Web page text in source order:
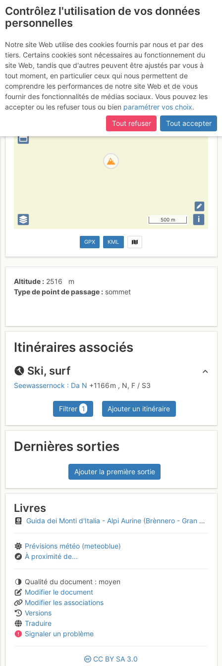
Seewassernock
Italie Alpes de Zillertal Province autonome de Bolzano
+
–
500 m i
GPX KML
Altitude 2516
m
Type de point de passage
sommet
Itinéraires associés
Ski, surf
Seewassernock : Da N +1166 m , N, F / S3
Filtrer 1 Ajouter un itinéraire
Dernières sorties
Ajouter la première sortie
Livres
Guida dei Monti d'Italia - Alpi Aurine (Brènnero - Gran Pilastro - Vetta d'Italia)
Prévisions météo (meteoblue)
À proximité de...
Qualité du document
moyen
Modifier le document
Modifier les associations
Versions
Traduire
Signaler un problème
CC BY SA 3.0
Contrôlez l'utilisation de vos données
personnelles
Notre site Web utilise des cookies fournis par nous et par des
tiers. Certains cookies sont nécessaires au fonctionnement du
site Web, tandis que d'autres peuvent être ajustés par vous à
tout moment, en particulier ceux qui nous permettent de
comprendre les performances de notre site Web et de vous
fournir des fonctionnalités de médias sociaux. Vous pouvez les
accepter ou les refuser tous ou bien paramétrer vos choix.
Tout refuser
Tout accepter